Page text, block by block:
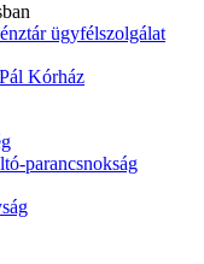
ügyfélszolgálat
Kórház
parancsnokság